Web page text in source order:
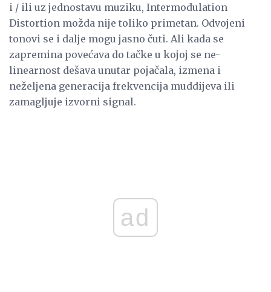
i / ili uz jednostavu muziku, Intermodulation
Distortion možda nije toliko primetan. Odvojeni
tonovi se i dalje mogu jasno čuti. Ali kada se
zapremina povećava do tačke u kojoj se ne-
linearnost dešava unutar pojačala, izmena i
neželjena generacija frekvencija muddijeva ili
zamagljuje izvorni signal.
ad